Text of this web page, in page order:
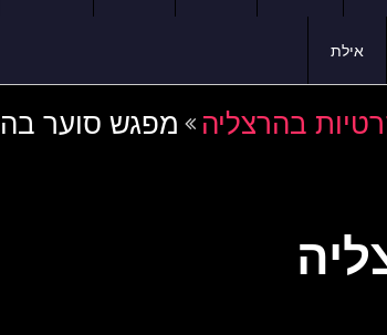
אילת
בהרצליה מפגש סוער